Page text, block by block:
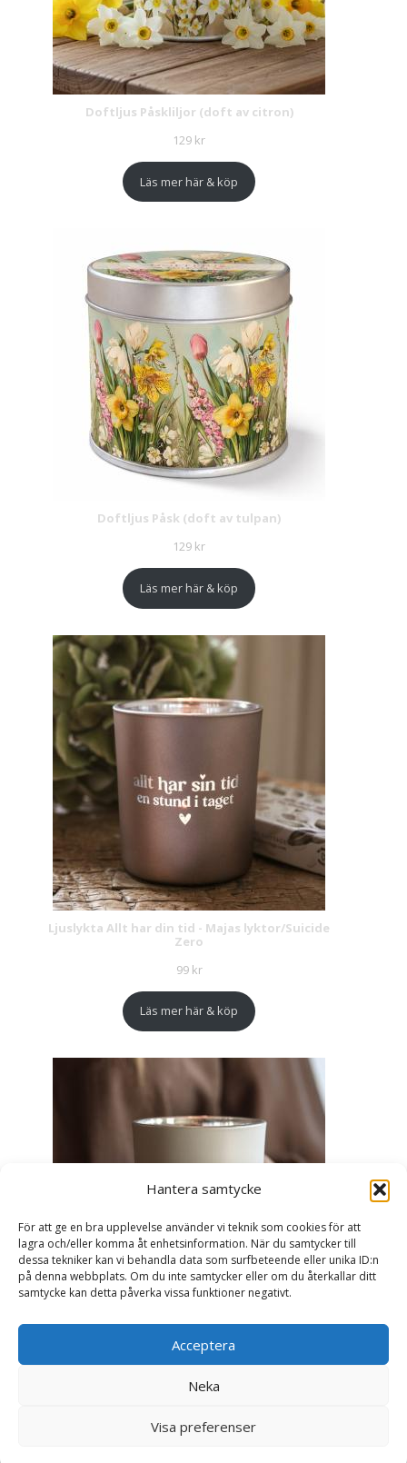
Hantera samtycke
För att ge en bra upplevelse använder vi teknik som cookies för att
lagra och/eller komma åt enhetsinformation. När du samtycker till
dessa tekniker kan vi behandla data som surfbeteende eller unika ID:n
på denna webbplats. Om du inte samtycker eller om du återkallar ditt
samtycke kan detta påverka vissa funktioner negativt.
Acceptera
Neka
Visa preferenser
Doftljus Påskliljor (doft av citron)
129 kr
Läs mer här & köp
Doftljus Påsk (doft av tulpan)
129 kr
Läs mer här & köp
Ljuslykta Allt har din tid - Majas lyktor/Suicide
Zero
99 kr
Läs mer här & köp
Ljuslykta Älskade Farmor - Majas lyktor/
Barncancerfonden
99kr
Läs mer här & köp